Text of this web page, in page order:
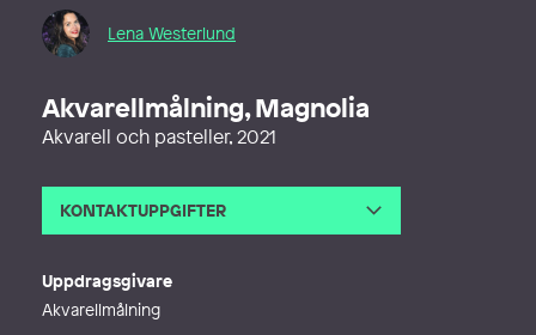
Lena Westerlund
Akvarellmålning, Magnolia
Akvarell och pasteller, 2021
KONTAKTUPPGIFTER
Uppdragsgivare
Akvarellmålning